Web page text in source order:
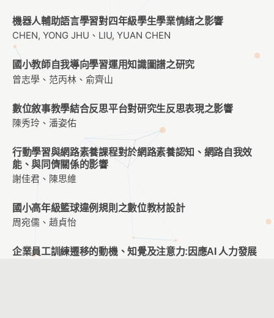
機器人輔助語言學習對四年級學生學業情緒之影響
CHEN, YONG JHU、LIU, YUAN CHEN
國小教師自我導向學習運用知識圖譜之研究
曾志學、范丙林、俞齊山
數位敘事教學結合反思平台對研究生反思表現之影響
陳秀玲、潘姿佑
行動學習與網路素養課程對於網路素養認知、網路自我效
能、與同儕關係的影響
謝佳君、陳思維
國小高年級籃球違例規則之數位教材設計
周宛儒、趙貞怡
企業員工訓練遷移的動機、知覺及注意力:因應AI 人力發展